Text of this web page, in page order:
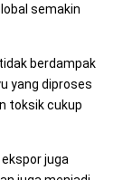
semakin
berdampak
yang diproses
toksik cukup
juga